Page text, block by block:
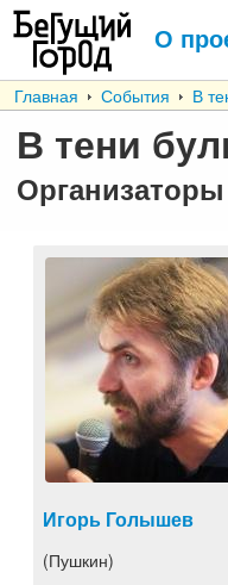
О
Главная События В
В тени
Организаторы
Игорь Голышев
(Пушкин)